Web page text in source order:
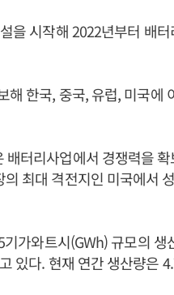
을 시작해 2022년부터 배
한국, 중국, 유럽, 미국에
터리사업에서 경쟁력을
최대 격전지인 미국에서
가와트시(GWh) 규모의 생
있다. 현재 연간 생산량은